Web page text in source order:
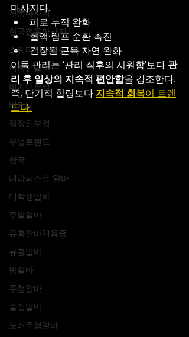
전통마사지
한국전통마사지
스웨디시구월동
직장인알바
비키니모델
비키니
직장인부업
부업트렌드
한국
테라피스트 알바
대학생알바
주말알바
유흥알바채용중
유흥알바
밤알바
주점알바
술집알바
노래주점알바
마사지다.
피로 누적 완화
혈액·림프 순환 촉진
긴장된 근육 자연 완화
이들 관리는 ‘관리 직후의 시원함’보다 관
리 후 일상의 지속적 편안함을 강조한다.
즉, 단기적 힐링보다 지속적 회복이 트렌
드다.